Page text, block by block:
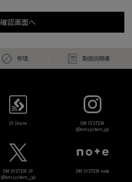
修理 取扱説明書
OI.Share
OM SYSTEM
(@omsystem.jp)
OM SYSTEM JP
(@omsystem_jp)
OM SYSTEM note